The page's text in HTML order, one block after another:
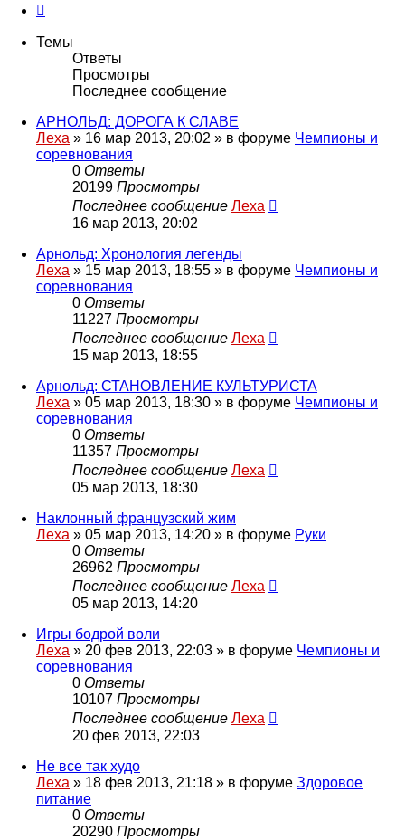
Темы
Ответы
Просмотры
Последнее сообщение
АРНОЛЬД: ДОРОГА К СЛАВЕ
Леха » 16 мар 2013, 20:02 » в форуме Чемпионы и
соревнования
0 Ответы
20199 Просмотры
Последнее сообщение Леха
16 мар 2013, 20:02
Арнольд: Хронология легенды
Леха » 15 мар 2013, 18:55 » в форуме Чемпионы и
соревнования
0 Ответы
11227 Просмотры
Последнее сообщение Леха
15 мар 2013, 18:55
Арнольд: СТАНОВЛЕНИЕ КУЛЬТУРИСТА
Леха » 05 мар 2013, 18:30 » в форуме Чемпионы и
соревнования
0 Ответы
11357 Просмотры
Последнее сообщение Леха
05 мар 2013, 18:30
Наклонный французский жим
Леха » 05 мар 2013, 14:20 » в форуме Руки
0 Ответы
26962 Просмотры
Последнее сообщение Леха
05 мар 2013, 14:20
Игры бодрой воли
Леха » 20 фев 2013, 22:03 » в форуме Чемпионы и
соревнования
0 Ответы
10107 Просмотры
Последнее сообщение Леха
20 фев 2013, 22:03
Не все так худо
Леха » 18 фев 2013, 21:18 » в форуме Здоровое
питание
0 Ответы
20290 Просмотры